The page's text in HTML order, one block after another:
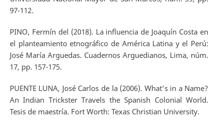
97-112.
PINO, Fermín del (2018). La influencia de Joaquín Costa en
el planteamiento etnográfico de América Latina y el Perú:
José María Arguedas. Cuadernos Arguedianos, Lima, núm.
17, pp. 157-175.
PUENTE LUNA, José Carlos de la (2006). What’s in a Name?
An Indian Trickster Travels the Spanish Colonial World.
Tesis de maestría. Fort Worth: Texas Christian University.